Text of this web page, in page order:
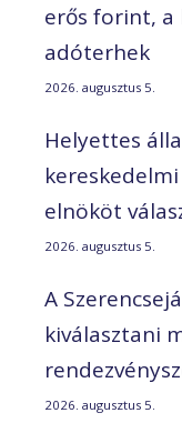
erős forint, a
adóterhek
2026. augusztus 5.
Helyettes
elnököt
2026. augusztus 5.
A
kiválasztani
2026. augusztus 5.